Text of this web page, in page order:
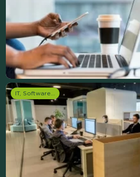
IT, Software & Telecom